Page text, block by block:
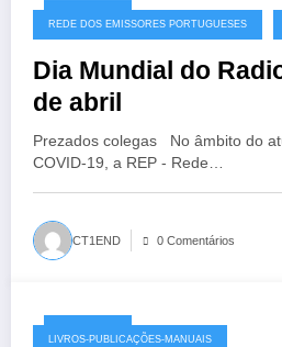
24/03/2020
REDE DOS EMISSORES PORTUGUESES
Dia Mundial do
de abril
Prezados colegas No âmbito do
COVID-19, a REP - Rede…
CT1END 0 Comentários
21/03/2020
LIVROS-PUBLICAÇÕES-MANUAIS